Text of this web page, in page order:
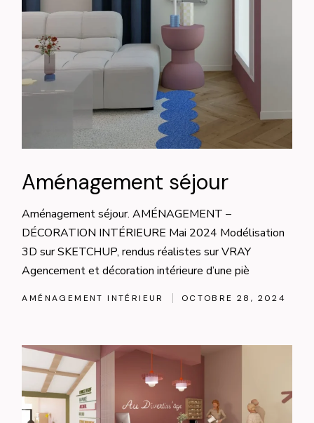
Aménagement séjour
Aménagement séjour. AMÉNAGEMENT –
DÉCORATION INTÉRIEURE Mai 2024 Modélisation
3D sur SKETCHUP, rendus réalistes sur VRAY
Agencement et décoration intérieure d’une piè
AMÉNAGEMENT INTÉRIEUR OCTOBRE 28, 2024